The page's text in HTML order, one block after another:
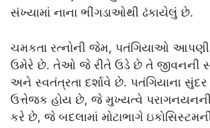
સંખ્યામાં નાના ભીંગડાઓથી ઢંકાયેલું છે.
ચમકતા રત્નોની જેમ, પતંગિયાઓ
ઉમેરે છે. તેઓ જે રીતે ઉડે છે તે જીવનની
અને સ્વતંત્રતા દર્શાવે છે. પતંગિયાના
ઉત્તેજક હોય છે, જે મુખ્યત્વે પરાગનયનની
કરે છે, જે બદલામાં મોટાભાગે